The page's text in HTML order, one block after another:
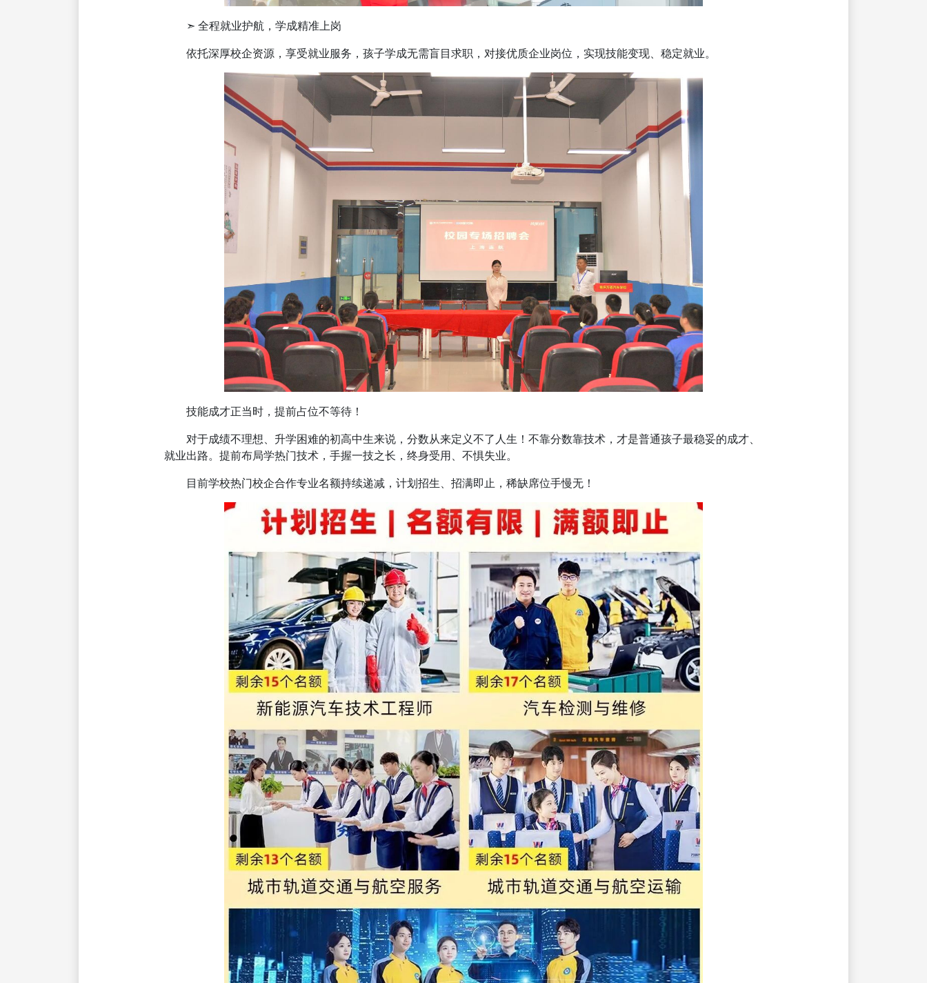
➣ 全程就业护航，学成精准上岗
依托深厚校企资源，享受就业服务，孩子学成无需盲目求职，对接优质企业岗位，实现技能变现、稳定就业。
技能成才正当时，提前占位不等待！
对于成绩不理想、升学困难的初高中生来说，分数从来定义不了人生！不靠分数靠技术，才是普通孩子最稳妥的成才、
就业出路。提前布局学热门技术，手握一技之长，终身受用、不惧失业。
目前学校热门校企合作专业名额持续递减，计划招生、招满即止，稀缺席位手慢无！